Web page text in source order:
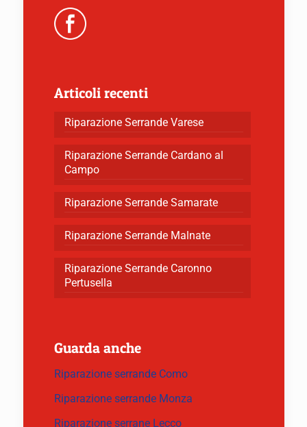
Articoli recenti
Riparazione Serrande Varese
Riparazione Serrande Cardano al
Campo
Riparazione Serrande Samarate
Riparazione Serrande Malnate
Riparazione Serrande Caronno
Pertusella
Guarda anche
Riparazione serrande Como
Riparazione serrande Monza
Riparazione serrane Lecco